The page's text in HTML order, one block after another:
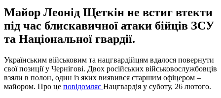
Майор Леонід Щеткін не встиг втекти
під час блискавичної атаки бійців ЗСУ
та Національної гвардії.
Українським військовим та нацгвардійцям вдалося повернути
свої позиції у Чернігові. Двох російських військовослужбовців
взяли в полон, один із яких виявився старшим офіцером –
майором. Про це повідомляє Нацгвардія у суботу, 26 лютого.